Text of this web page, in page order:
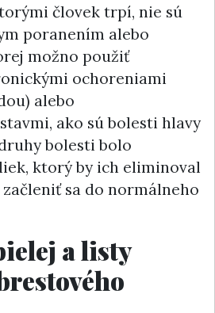
človek trpí, nie sú
poranením alebo
možno použiť
ochoreniami
alebo
ako sú bolesti hlavy
bolesti bolo
ktorý by ich eliminoval
sa do normálneho
a listy